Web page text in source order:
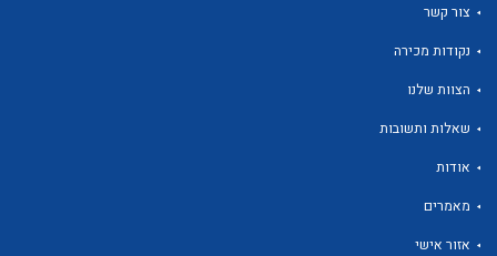
צור קשר
נקודות מכירה
הצוות שלנו
שאלות ותשובות
אודות
מאמרים
אזור אישי